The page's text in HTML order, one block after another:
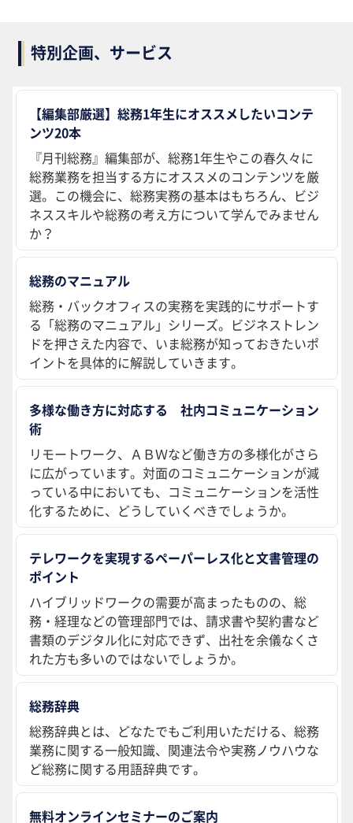
特別企画、サービス
【編集部厳選】総務1年生にオススメしたいコンテ
ンツ20本
『月刊総務』編集部が、総務1年生やこの春久々に
総務業務を担当する方にオススメのコンテンツを厳
選。この機会に、総務実務の基本はもちろん、ビジ
ネススキルや総務の考え方について学んでみません
か？
総務のマニュアル
総務・バックオフィスの実務を実践的にサポートす
る「総務のマニュアル」シリーズ。ビジネストレン
ドを押さえた内容で、いま総務が知っておきたいポ
イントを具体的に解説していきます。
多様な働き方に対応する 社内コミュニケーション
術
リモートワーク、ＡＢＷなど働き方の多様化がさら
に広がっています。対面のコミュニケーションが減
っている中においても、コミュニケーションを活性
化するために、どうしていくべきでしょうか。
テレワークを実現するペーパーレス化と文書管理の
ポイント
ハイブリッドワークの需要が高まったものの、総
務・経理などの管理部門では、請求書や契約書など
書類のデジタル化に対応できず、出社を余儀なくさ
れた方も多いのではないでしょうか。
総務辞典
総務辞典とは、どなたでもご利用いただける、総務
業務に関する一般知識、関連法令や実務ノウハウな
ど総務に関する用語辞典です。
無料オンラインセミナーのご案内